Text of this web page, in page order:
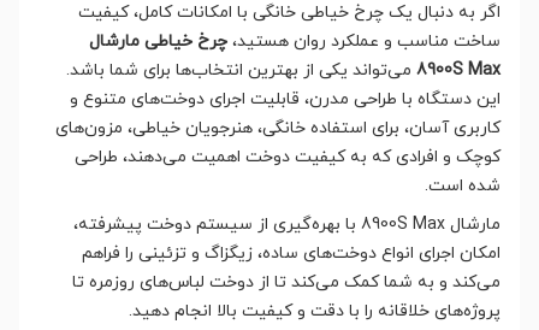
اگر به دنبال یک چرخ خیاطی خانگی با امکانات کامل، کیفیت
ساخت مناسب و عملکرد روان هستید، چرخ خیاطی مارشال
8900S Max می‌تواند یکی از بهترین انتخاب‌ها برای شما باشد.
این دستگاه با طراحی مدرن، قابلیت اجرای دوخت‌های متنوع و
کاربری آسان، برای استفاده خانگی، هنرجویان خیاطی، مزون‌های
کوچک و افرادی که به کیفیت دوخت اهمیت می‌دهند، طراحی
شده است.
مارشال 8900S Max با بهره‌گیری از سیستم دوخت پیشرفته،
امکان اجرای انواع دوخت‌های ساده، زیگزاگ و تزئینی را فراهم
می‌کند و به شما کمک می‌کند تا از دوخت لباس‌های روزمره تا
پروژه‌های خلاقانه را با دقت و کیفیت بالا انجام دهید.